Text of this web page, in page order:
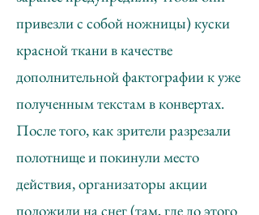
привезли с собой ножницы) куски
красной ткани в качестве
дополнительной фактографии к уже
полученным текстам в конвертах.
После того, как зрители разрезали
полотнище и покинули место
действия, организаторы акции
положили на снег (там, где до этого